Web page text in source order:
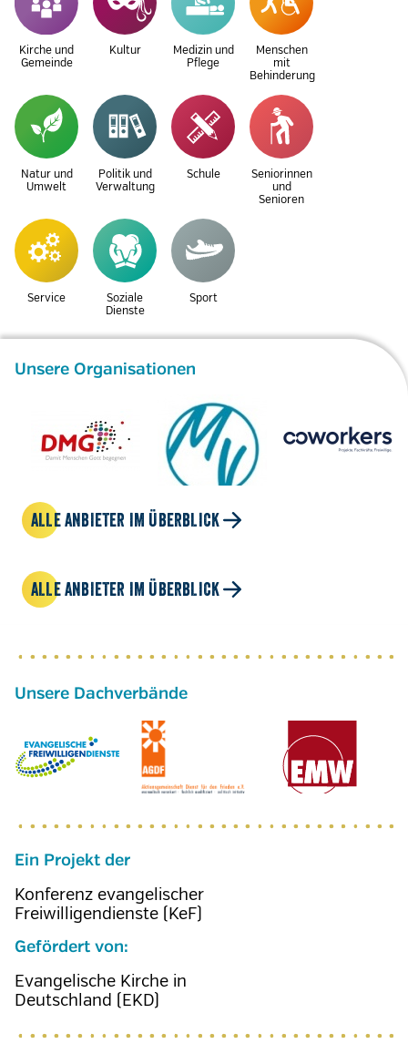
Kirche und
Gemeinde
Kultur
Medizin und
Pflege
Menschen
mit
Behinderung
Natur und
Umwelt
Politik und
Verwaltung
Schule
Seniorinnen
und
Senioren
Service
Soziale
Dienste
Sport
Unsere Organisationen
ALLE ANBIETER IM ÜBERBLICK
ALLE ANBIETER IM ÜBERBLICK
Ein Projekt der
Konferenz evangelischer
Freiwilligendienste (KeF)
Gefördert von:
Evangelische Kirche in
Deutschland (EKD)